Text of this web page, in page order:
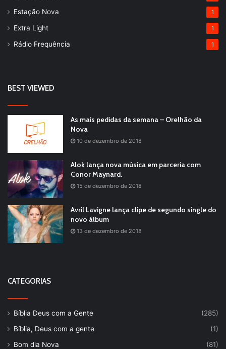
Estação Nova 1
Extra Light 1
Rádio Frequência 1
BEST VIEWED
As mais pedidas da semana – Orelhão da
Nova
10 de dezembro de 2018
Alok lança nova música em parceria com
Conor Maynard.
15 de dezembro de 2018
Avril Lavigne lança clipe de segundo single do
novo álbum
13 de dezembro de 2018
CATEGORIAS
Bíblia Deus com a Gente
(285)
Bíblia, Deus com a gente
(1)
Bom dia Nova
(81)